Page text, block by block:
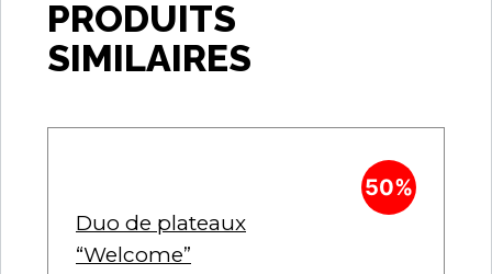
PRODUITS
SIMILAIRES
50%
Duo de plateaux
“Welcome”